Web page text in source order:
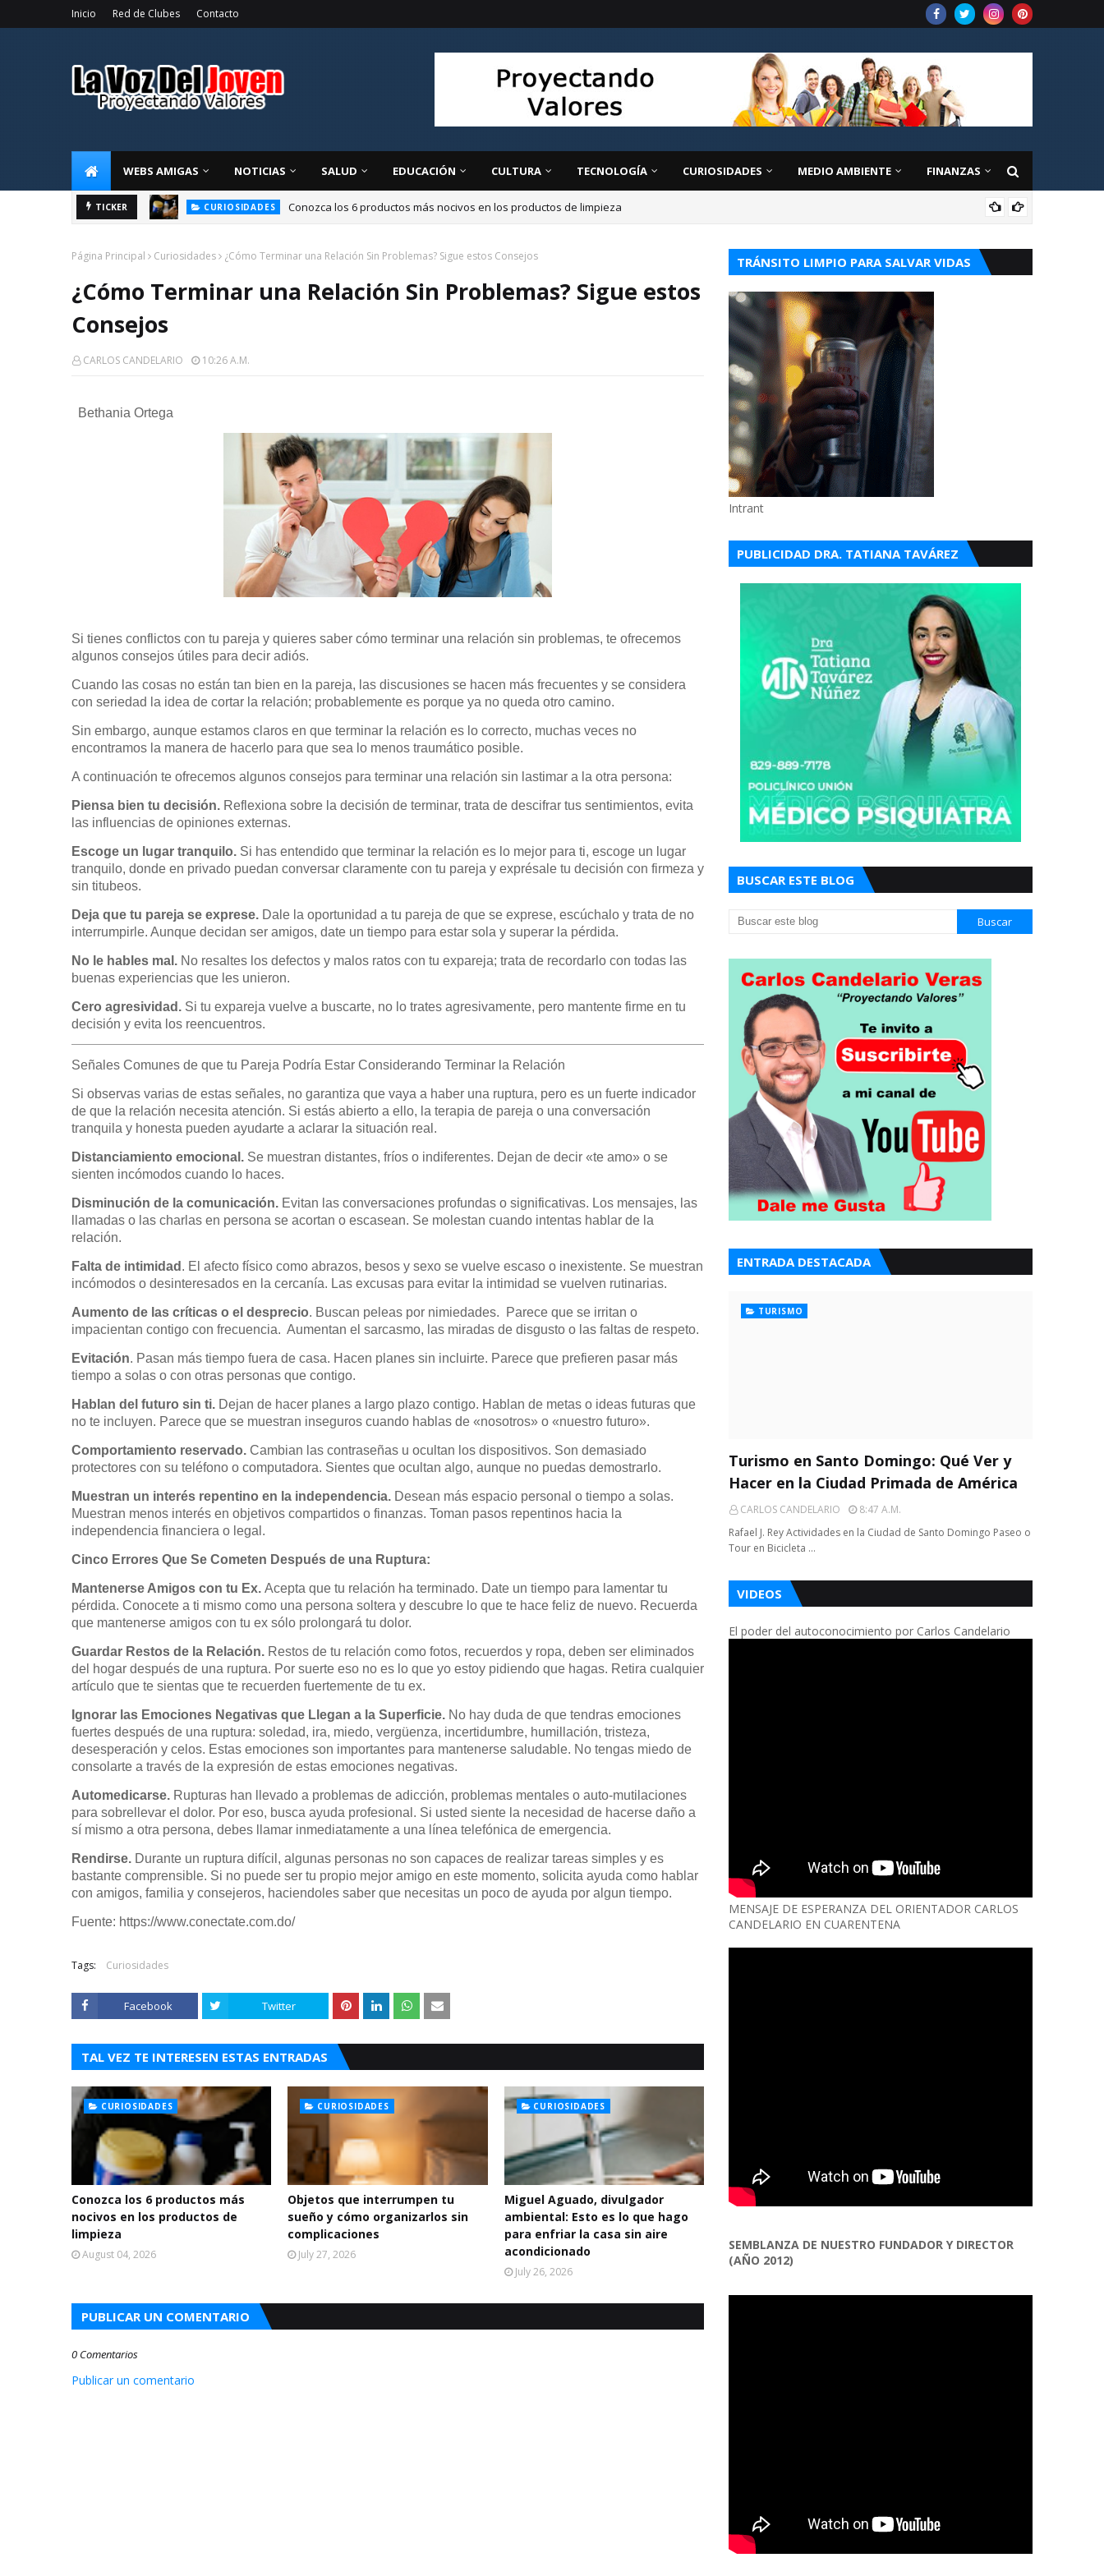
Inicio Red de Clubes Contacto
WEBS AMIGAS NOTICIAS SALUD EDUCACIÓN CULTURA TECNOLOGÍA CURIOSIDADES MEDIO AMBIENTE FINANZAS
TICKER
CURIOSIDADES Conozca los 6 productos más nocivos en los productos de limpieza
OPINIÓN La alegría de compartir
Página Principal Curiosidades ¿Cómo Terminar una Relación Sin Problemas? Sigue estos Consejos
¿Cómo Terminar una Relación Sin Problemas? Sigue estos
Consejos
CARLOS CANDELARIO 10:26 A.m.
Bethania Ortega
Si tienes conflictos con tu pareja y quieres saber cómo terminar una relación sin problemas, te ofrecemos
algunos consejos útiles para decir adiós.
Cuando las cosas no están tan bien en la pareja, las discusiones se hacen más frecuentes y se considera
con seriedad la idea de cortar la relación; probablemente es porque ya no queda otro camino.
Sin embargo, aunque estamos claros en que terminar la relación es lo correcto, muchas veces no
encontramos la manera de hacerlo para que sea lo menos traumático posible.
A continuación te ofrecemos algunos consejos para terminar una relación sin lastimar a la otra persona:
Piensa bien tu decisión. Reflexiona sobre la decisión de terminar, trata de descifrar tus sentimientos, evita
las influencias de opiniones externas.
Escoge un lugar tranquilo. Si has entendido que terminar la relación es lo mejor para ti, escoge un lugar
tranquilo, donde en privado puedan conversar claramente con tu pareja y exprésale tu decisión con firmeza y
sin titubeos.
Deja que tu pareja se exprese. Dale la oportunidad a tu pareja de que se exprese, escúchalo y trata de no
interrumpirle. Aunque decidan ser amigos, date un tiempo para estar sola y superar la pérdida.
No le hables mal. No resaltes los defectos y malos ratos con tu expareja; trata de recordarlo con todas las
buenas experiencias que les unieron.
Cero agresividad. Si tu expareja vuelve a buscarte, no lo trates agresivamente, pero mantente firme en tu
decisión y evita los reencuentros.
Señales Comunes de que tu Pareja Podría Estar Considerando Terminar la Relación
Si observas varias de estas señales, no garantiza que vaya a haber una ruptura, pero es un fuerte indicador
de que la relación necesita atención. Si estás abierto a ello, la terapia de pareja o una conversación
tranquila y honesta pueden ayudarte a aclarar la situación real.
Distanciamiento emocional. Se muestran distantes, fríos o indiferentes. Dejan de decir «te amo» o se
sienten incómodos cuando lo haces.
Disminución de la comunicación. Evitan las conversaciones profundas o significativas. Los mensajes, las
llamadas o las charlas en persona se acortan o escasean. Se molestan cuando intentas hablar de la
relación.
Falta de intimidad . El afecto físico como abrazos, besos y sexo se vuelve escaso o inexistente. Se muestran
incómodos o desinteresados ​​en la cercanía. Las excusas para evitar la intimidad se vuelven rutinarias.
Aumento de las críticas o el desprecio. Buscan peleas por nimiedades. Parece que se irritan o
impacientan contigo con frecuencia. Aumentan el sarcasmo, las miradas de disgusto o las faltas de respeto.
Evitación. Pasan más tiempo fuera de casa. Hacen planes sin incluirte. Parece que prefieren pasar más
tiempo a solas o con otras personas que contigo.
Hablan del futuro sin ti. Dejan de hacer planes a largo plazo contigo. Hablan de metas o ideas futuras que
no te incluyen. Parece que se muestran inseguros cuando hablas de «nosotros» o «nuestro futuro».
Comportamiento reservado. Cambian las contraseñas u ocultan los dispositivos. Son demasiado
protectores con su teléfono o computadora. Sientes que ocultan algo, aunque no puedas demostrarlo.
Muestran un interés repentino en la independencia. Desean más espacio personal o tiempo a solas.
Muestran menos interés en objetivos compartidos o finanzas. Toman pasos repentinos hacia la
independencia financiera o legal.
Cinco Errores Que Se Cometen Después de una Ruptura:
Mantenerse Amigos con tu Ex. Acepta que tu relación ha terminado. Date un tiempo para lamentar tu
pérdida. Conocete a ti mismo como una persona soltera y descubre lo que te hace feliz de nuevo. Recuerda
que mantenerse amigos con tu ex sólo prolongará tu dolor.
Guardar Restos de la Relación. Restos de tu relación como fotos, recuerdos y ropa, deben ser eliminados
del hogar después de una ruptura. Por suerte eso no es lo que yo estoy pidiendo que hagas. Retira cualquier
artículo que te sientas que te recuerden fuertemente de tu ex.
Ignorar las Emociones Negativas que Llegan a la Superficie. No hay duda de que tendras emociones
fuertes después de una ruptura: soledad, ira, miedo, vergüenza, incertidumbre, humillación, tristeza,
desesperación y celos. Estas emociones son importantes para mantenerse saludable. No tengas miedo de
consolarte a través de la expresión de estas emociones negativas.
Automedicarse. Rupturas han llevado a problemas de adicción, problemas mentales o auto-mutilaciones
para sobrellevar el dolor. Por eso, busca ayuda profesional. Si usted siente la necesidad de hacerse daño a
sí mismo a otra persona, debes llamar inmediatamente a una línea telefónica de emergencia.
Rendirse. Durante un ruptura difícil, algunas personas no son capaces de realizar tareas simples y es
bastante comprensible. Si no puede ser tu propio mejor amigo en este momento, solicita ayuda como hablar
con amigos, familia y consejeros, haciendoles saber que necesitas un poco de ayuda por algun tiempo.
Fuente: https://www.conectate.com.do/
Tags: Curiosidades
Facebook Twitter
TAL VEZ TE INTERESEN ESTAS ENTRADAS
CURIOSIDADES
Conozca los 6 productos más
nocivos en los productos de
limpieza
August 04, 2026
CURIOSIDADES
Objetos que interrumpen tu
sueño y cómo organizarlos sin
complicaciones
July 27, 2026
CURIOSIDADES
Miguel Aguado, divulgador
ambiental: Esto es lo que hago
para enfriar la casa sin aire
acondicionado
July 26, 2026
PUBLICAR UN COMENTARIO
0 Comentarios
Publicar un comentario
TRÁNSITO LIMPIO PARA SALVAR VIDAS
Intrant
PUBLICIDAD DRA. TATIANA TAVÁREZ
BUSCAR ESTE BLOG
ENTRADA DESTACADA
TURISMO
Turismo en Santo Domingo: Qué Ver y
Hacer en la Ciudad Primada de América
CARLOS CANDELARIO
8:47 A.m.
Rafael J. Rey Actividades en la Ciudad de Santo Domingo Paseo o
Tour en Bicicleta …
VIDEOS
El poder del autoconocimiento por Carlos Candelario
MENSAJE DE ESPERANZA DEL ORIENTADOR CARLOS
CANDELARIO EN CUARENTENA
SEMBLANZA DE NUESTRO FUNDADOR Y DIRECTOR
(AÑO 2012)